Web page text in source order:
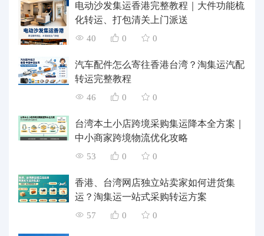
电动沙发集运香港完整教程｜大件功能梳
化转运、打包清关上门派送
40 0 0
汽车配件怎么寄往香港台湾？淘集运汽配
转运完整教程
46 0 0
台湾本土小店跨境采购集运降本全方案｜
中小商家跨境物流优化攻略
53 0 0
香港、台湾网店独立站卖家如何进货集
运？淘集运一站式采购转运方案
57 0 0